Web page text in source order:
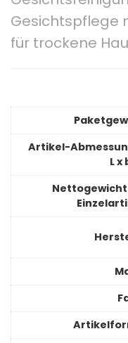
Gesichtspflege
für trockene
Artikel-
L x